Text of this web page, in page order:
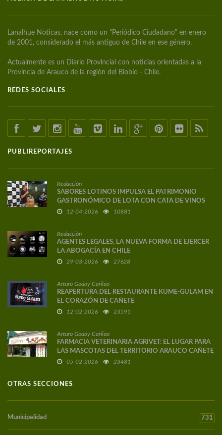
Lanalhue Noticas, nace como un "Periódico Ciudadano" en enero
de 2001, considerado el más antiguo de Chile en ese género.
Actualmente es un Diario Provincial con noticias orientadas a la
Provincia de Arauco de la región del Biobío - Chile.
REDES SOCIALES
PUBLIREPORTAJES
Redacción
SABORES LOTINOS IMPULSA EL PATRIMONIO
GASTRONÓMICO DE LOTA CON CATA DE VINOS
DE AUTOR
12-04-2026 10881
Redacción
AGENTES LEGALES, LA NUEVA FORMA DE EJERCER
LA ABOGACÍA EN CHILE
29-03-2026 27628
Arturo Godoy Carilao
REAPERTURA DEL RESTAURANTE KUME-GULAM EN
EL CORAZÓN DE CAÑETE
12-02-2026 23595
Arturo Godoy Carilao
FARMACIA VETERINARIA AGRIVET: EL LUGAR PARA
LAS MASCOTAS DEL TERRITORIO ARAUCO CAÑETE
05-02-2026 23481
OTRAS SECCIONES
Municipalidad 731